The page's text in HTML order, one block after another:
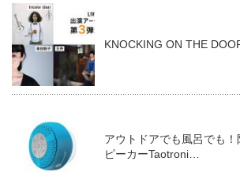
KNOCKING ON THE
アウトドアでも風呂でも
ピーカーTaotroni…